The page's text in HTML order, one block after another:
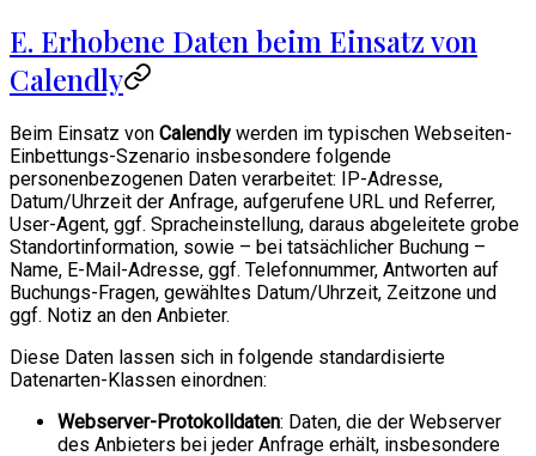
E. Erhobene Daten beim Einsatz von
Calendly
Beim Einsatz von Calendly werden im typischen Webseiten-
Einbettungs-Szenario insbesondere folgende
personenbezogenen Daten verarbeitet: IP-Adresse,
Datum/Uhrzeit der Anfrage, aufgerufene URL und Referrer,
User-Agent, ggf. Spracheinstellung, daraus abgeleitete grobe
Standortinformation, sowie – bei tatsächlicher Buchung –
Name, E-Mail-Adresse, ggf. Telefonnummer, Antworten auf
Buchungs-Fragen, gewähltes Datum/Uhrzeit, Zeitzone und
ggf. Notiz an den Anbieter.
Diese Daten lassen sich in folgende standardisierte
Datenarten-Klassen einordnen:
Webserver-Protokolldaten: Daten, die der Webserver
des Anbieters bei jeder Anfrage erhält, insbesondere